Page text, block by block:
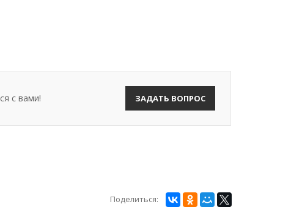
с вами! ЗАДАТЬ ВОПРОС
Поделиться: